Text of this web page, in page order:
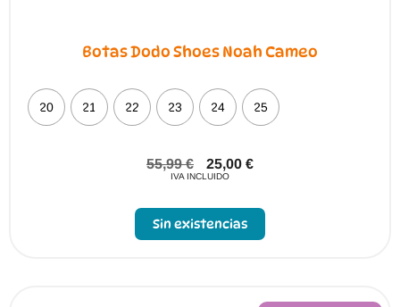
Botas Dodo Shoes Noah Cameo
20 21 22 23 24 25
55,99€ 25,00 €
IVA INCLUIDO
Sin existencias